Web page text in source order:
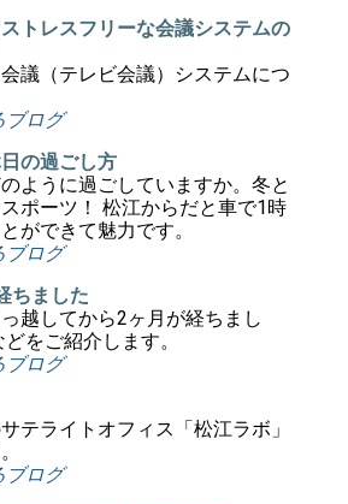
トレスフリーな会議システムの
議（テレビ会議）システムにつ
ブログ
の過ごし方
ように過ごしていますか。冬と
ポーツ！ 松江からだと車で1時
ができて魅力です。
ブログ
ちました
越してから2ヶ月が経ちまし
をご紹介します。
ブログ
テライトオフィス「松江ラボ」
ブログ